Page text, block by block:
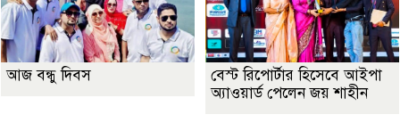
আজ বন্ধু দিবস
বেস্ট রিপোর্টার হিসেবে আইপা
অ্যাওয়ার্ড পেলেন জয় শাহীন